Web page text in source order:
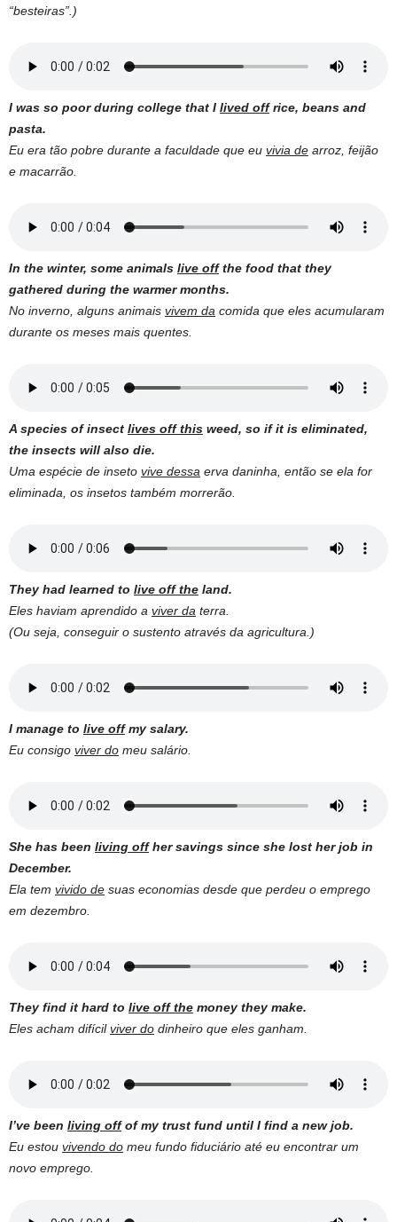
“besteiras”.)
I was so poor during college that I lived offrice, beans and
pasta.
Eu era tão pobre durante a faculdade que eu vivia de arroz, feijão
e macarrão.
In the winter, some animals live offthe food that they
gathered during the warmer months.
No inverno, alguns animais vivem da comida que eles acumularam
durante os meses mais quentes.
A species of insect lives off this weed, so if it is eliminated,
the insects will also die.
Uma espécie de inseto vive dessa erva daninha, então se ela for
eliminada, os insetos também morrerão.
They had learned to live off the land.
Eles haviam aprendido a viver da terra.
(Ou seja, conseguir o sustento através da agricultura.)
I manage to live offmy salary.
Eu consigo viver do meu salário.
She has been living offher savings since she lost her job in
December.
Ela tem vivido de suas economias desde que perdeu o emprego
em dezembro.
They find it hard to live off the money they make.
Eles acham difícilviver do dinheiro que eles ganham.
I’ve been living offof my trust fund until I find a new job.
Eu estou vivendo do meu fundo fiduciário até eu encontrar um
novo emprego.